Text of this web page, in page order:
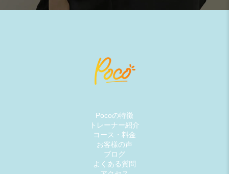
Pocoの特徴
トレーナー紹介
コース・料金
お客様の声
ブログ
よくある質問